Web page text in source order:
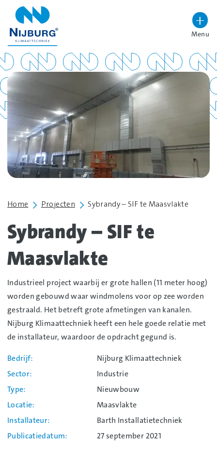
overslaan
Hoog contrast wisselenMenu
Home Projecten Sybrandy – SIF te Maasvlakte
Sybrandy – SIF te
Maasvlakte
Industrieel project waarbij er grote hallen (11 meter hoog)
worden gebouwd waar windmolens voor op zee worden
gestraald. Het betreft grote afmetingen van kanalen.
Nijburg Klimaattechniek heeft een hele goede relatie met
de installateur, waardoor de opdracht gegund is.
Bedrijf
Nijburg Klimaattechniek
Sector
Industrie
Type
Nieuwbouw
Locatie
Maasvlakte
Installateur
Barth Installatietechniek
Publicatiedatum
27 september 2021